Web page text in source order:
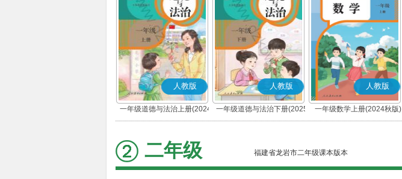
人教版
一年级道德与法治上册(2024
秋版)(部编版)
人教版
一年级道德与法治下册(2025
春版)(部编版)
人教版
一年级数学上册(2024秋版)
二年级 福建省龙岩市二年级课本版本